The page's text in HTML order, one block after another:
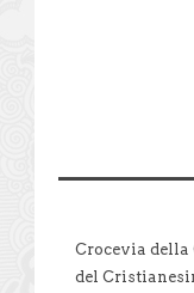
Crocevia della
del